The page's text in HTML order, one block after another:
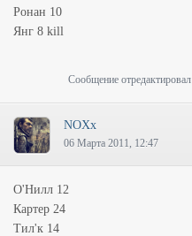
Ронан 10
Янг 8 kill
Сообщение отредактировал
NOXx
06 Марта 2011, 12:47
О'Нилл 12
Картер 24
Тил'к 14